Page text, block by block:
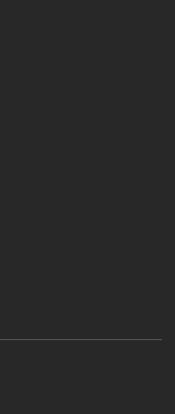
da
a
Deputados
de 2 anos,
parte dos
no Ceará.